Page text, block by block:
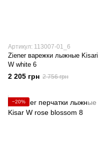
Артикул: 113007-01_6
Ziener варежки лыжные Kisari
W white 6
2 205 грн 2 756 грн
−20%